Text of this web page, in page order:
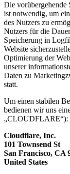
Die vorübergehende
ist notwendig, um
des Nutzers zu
Nutzers für die
Speicherung in
Website
Optimierung der
unserer
Daten zu
statt.
Um einen stabilen
bedienen wir uns
„CLOUDFLARE“):
Cloudflare, Inc.
101 Townsend St
San Francisco, CA
United States